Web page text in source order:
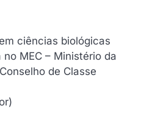
ciências biológicas
MEC – Ministério da
de Classe